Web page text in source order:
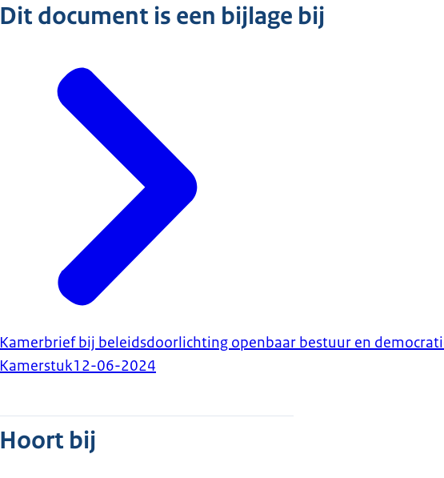
Dit document is een bijlage bij
Kamerbrief bij beleidsdoorlichting openbaar bestuur en
Kamerstuk12-06-2024
Hoort bij